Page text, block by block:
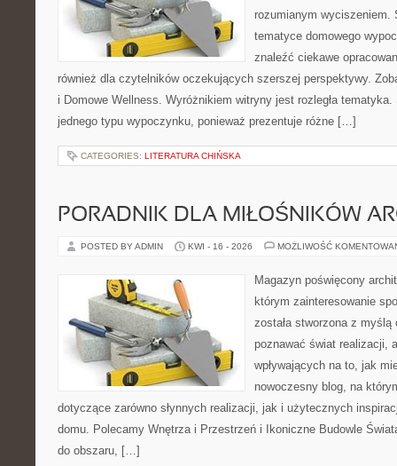
rozumianym wyciszeniem.
tematyce domowego
znaleźć ciekawe
również dla czytelników oczekujących szerszej perspektywy.
i Domowe Wellness. Wyróżnikiem witryny jest rozległa
jednego typu wypoczynku, ponieważ prezentuje różne […]
CATEGORIES: LITERATURA CHIŃSKA
PORADNIK DLA MIŁOŚNIKÓW
POSTED BY ADMIN KWI - 16 - 2026 MOŻLIWOŚĆ
Magazyn poświęcony
którym zainteresowanie
została stworzona z
poznawać świat realizacji,
wpływających na to, jak
nowoczesny blog, na
dotyczące zarówno słynnych realizacji, jak i użytecznych
domu. Polecamy Wnętrza i Przestrzeń i Ikoniczne Budowle
do obszaru, […]